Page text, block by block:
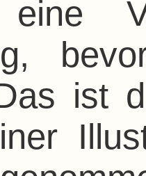
eine
ist